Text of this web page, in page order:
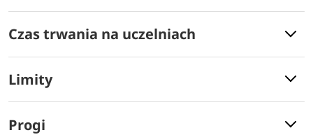
Czas trwania na uczelniach
Limity
Progi